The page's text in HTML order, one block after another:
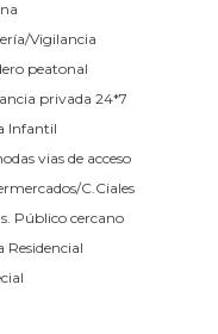
Vigilancia
peatonal
privada 24*7
Infantil
vias de acceso
C.Ciales
Público cercano
Residencial